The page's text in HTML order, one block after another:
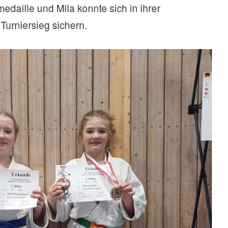
und Mila konnte sich in ihrer
sichern.